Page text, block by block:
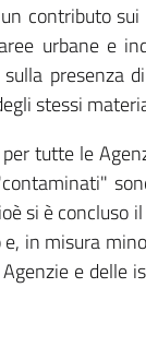
contributo
urbane e
presenza
stessi
tutte le
si è concluso
in misura
e delle